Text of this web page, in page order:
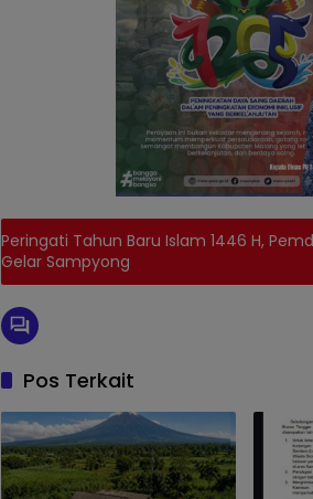
Peringati Tahun Baru Islam 1446 H,
Gelar Sampyong
Pos Terkait